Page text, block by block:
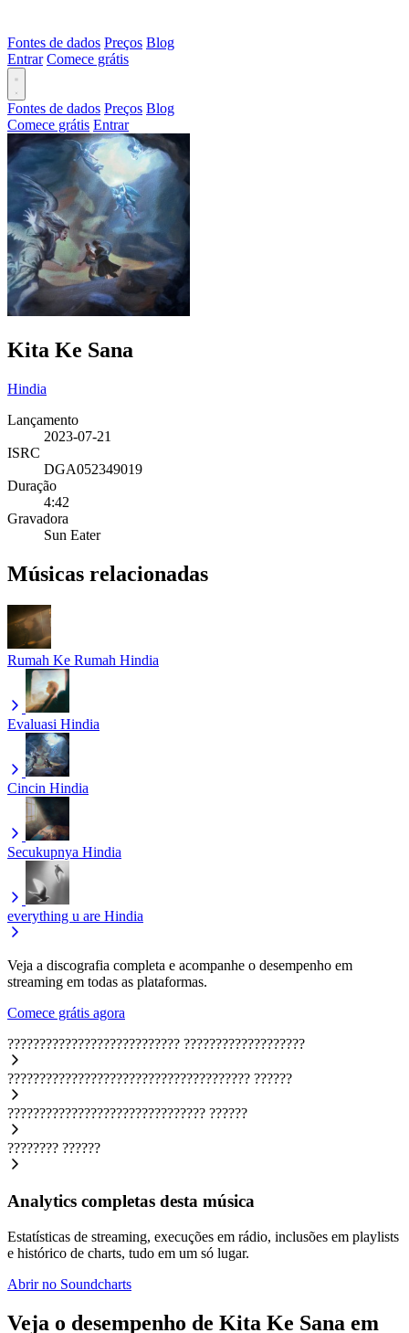
Fontes de dados Preços Blog
Entrar Comece grátis
Fontes de dados Preços Blog
Comece grátis Entrar
Kita Ke Sana
Hindia
Lançamento
2023-07-21
ISRC
DGA052349019
Duração
4:42
Gravadora
Sun Eater
Músicas relacionadas
Rumah Ke Rumah Hindia
Evaluasi Hindia
Cincin Hindia
Secukupnya Hindia
everything u are Hindia
Veja a discografia completa e acompanhe o desempenho em
streaming em todas as plataformas.
Comece grátis agora
??????????????????????????? ???????????????????
?????????????????????????????????????? ??????
??????????????????????????????? ??????
???????? ??????
Analytics completas desta música
Estatísticas de streaming, execuções em rádio, inclusões em playlists
e histórico de charts, tudo em um só lugar.
Abrir no Soundcharts
Veja o desempenho de Kita Ke Sana em